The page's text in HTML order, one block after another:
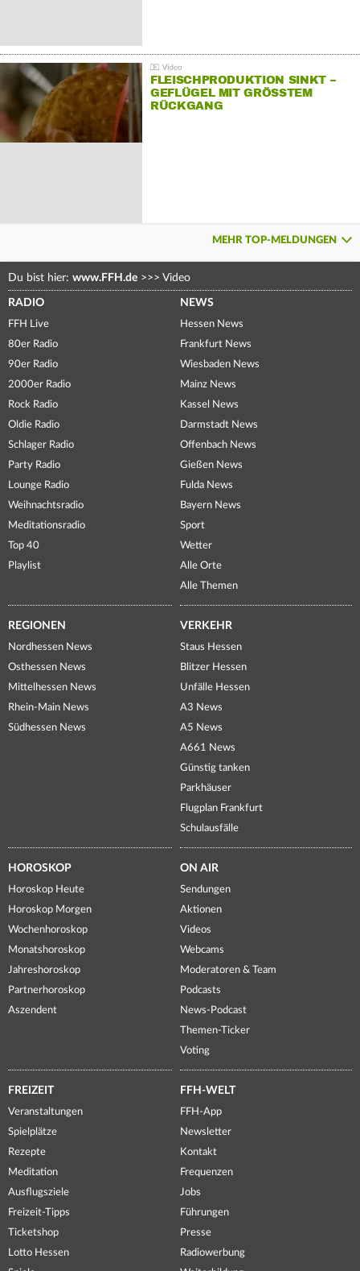
FLEISCHPRODUKTION SINKT –
GEFLÜGEL MIT GRÖSSTEM R
ÜCKGANG
MEHR TOP-MELDUNGEN
Du bist hier: www.FFH.de >>> Video
RADIO
FFH Live
80er Radio
90er Radio
2000er Radio
Rock Radio
Oldie Radio
Schlager Radio
Party Radio
Lounge Radio
Weihnachtsradio
Meditationsradio
Top 40
Playlist
NEWS
Hessen News
Frankfurt News
Wiesbaden News
Mainz News
Kassel News
Darmstadt News
Offenbach News
Gießen News
Fulda News
Bayern News
Sport
Wetter
Alle Orte
Alle Themen
REGIONEN
Nordhessen News
Osthessen News
Mittelhessen News
Rhein-Main News
Südhessen News
VERKEHR
Staus Hessen
Blitzer Hessen
Unfälle Hessen
A3 News
A5 News
A661 News
Günstig tanken
Parkhäuser
Flugplan Frankfurt
Schulausfälle
HOROSKOP
Horoskop Heute
Horoskop Morgen
Wochenhoroskop
Monatshoroskop
Jahreshoroskop
Partnerhoroskop
Aszendent
ON AIR
Sendungen
Aktionen
Videos
Webcams
Moderatoren & Team
Podcasts
News-Podcast
Themen-Ticker
Voting
FREIZEIT
Veranstaltungen
Spielplätze
Rezepte
Meditation
Ausflugsziele
Freizeit-Tipps
Ticketshop
Lotto Hessen
FFH-WELT
FFH-App
Newsletter
Kontakt
Frequenzen
Jobs
Führungen
Presse
Radiowerbung